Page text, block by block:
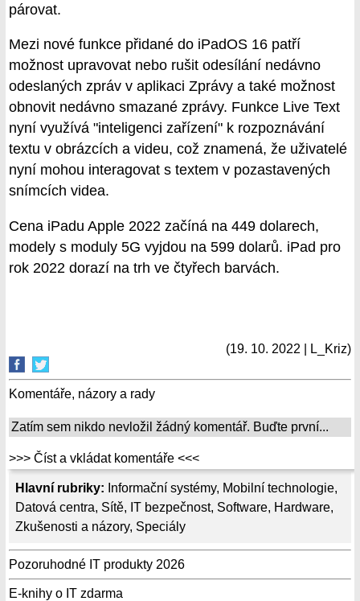
Hlavní rubriky: Informační systémy, Mobilní technologie,
Datová centra, Sítě, IT bezpečnost, Software, Hardware,
Zkušenosti a názory, Speciály
Pozoruhodné IT produkty 2026
E-knihy o IT zdarma
párovat.
Mezi nové funkce přidané do iPadOS 16 patří
možnost upravovat nebo rušit odesílání nedávno
odeslaných zpráv v aplikaci Zprávy a také možnost
obnovit nedávno smazané zprávy. Funkce Live Text
nyní využívá "inteligenci zařízení" k rozpoznávání
textu v obrázcích a videu, což znamená, že uživatelé
nyní mohou interagovat s textem v pozastavených
snímcích videa.
Cena iPadu Apple 2022 začíná na 449 dolarech,
modely s moduly 5G vyjdou na 599 dolarů. iPad pro
rok 2022 dorazí na trh ve čtyřech barvách.
(19. 10. 2022 | L_Kriz)
Komentáře, názory a rady
Zatím sem nikdo nevložil žádný komentář. Buďte první...
>>> Číst a vkládat komentáře <<<